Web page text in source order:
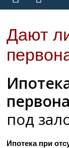
телеведущего
Советник
Московской
Дают
под
Ипотека при